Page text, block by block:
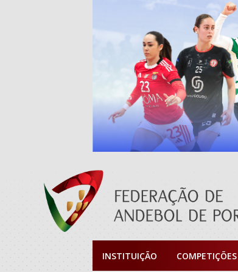
INSTITUIÇÃO COMPETIÇÕES